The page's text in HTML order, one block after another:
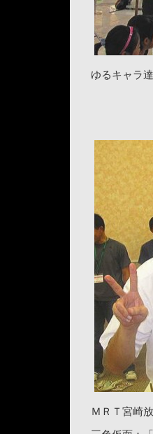
ゆるキャラ
ＭＲＴ宮崎